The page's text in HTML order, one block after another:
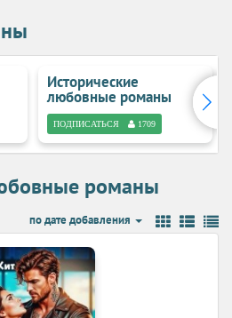
Исторические
любовные романы
ПОДПИСАТЬСЯ 1709
романы
по дате добавления